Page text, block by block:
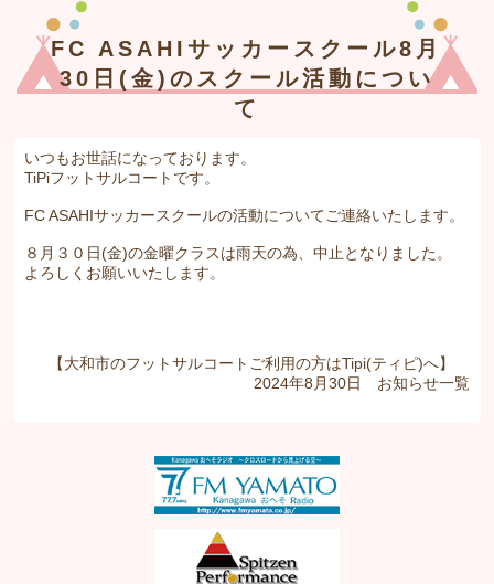
FC ASAHIサッカースクール8月
30日(金)のスクール活動につい
て
いつもお世話になっております。
TiPiフットサルコートです。
FC ASAHIサッカースクールの活動についてご連絡いたします。
８月３０日(金)の金曜クラスは雨天の為、中止となりました。
よろしくお願いいたします。
【大和市のフットサルコートご利用の方はTipi(ティピ)へ】
2024年8月30日 お知らせ一覧